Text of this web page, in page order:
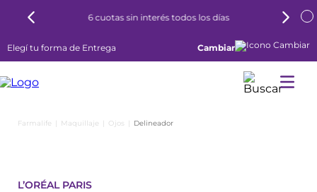
6 cuotas sin interés todos los días
Elegí tu forma de Entrega Cambiar
Maquillaje Ojos Delineador
L’ORÉAL PARIS